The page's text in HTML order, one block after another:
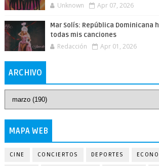
Unknown Apr 07, 2026
Mar Solís: República Dominicana
todas mis canciones
Redacción Apr 01, 2026
ARCHIVO
MAPA WEB
CINE CONCIERTOS DEPORTES